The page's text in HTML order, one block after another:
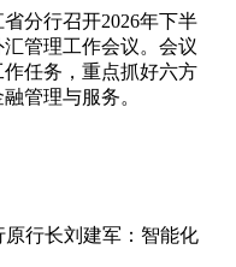
分行召开2026年下半
管理工作会议。会议
任务，重点抓好六方
管理与服务。
行长刘建军：智能化